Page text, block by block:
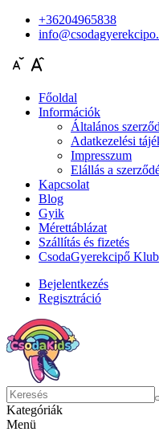
+36204965838
Főoldal
Információk
Általános
Adatkezelési
Impresszum
Elállás a
Kapcsolat
Blog
Gyik
Mérettáblázat
Szállítás és fizetés
CsodaGyerekcipő Klub
Bejelentkezés
Regisztráció
Kategóriák
Menü